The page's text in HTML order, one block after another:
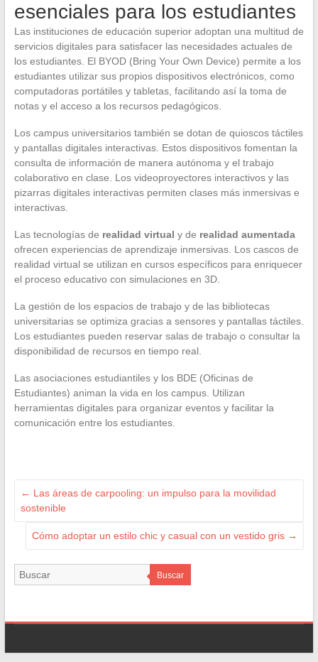
esenciales para los estudiantes
Las instituciones de educación superior adoptan una multitud de
servicios digitales para satisfacer las necesidades actuales de
los estudiantes. El BYOD (Bring Your Own Device) permite a los
estudiantes utilizar sus propios dispositivos electrónicos, como
computadoras portátiles y tabletas, facilitando así la toma de
notas y el acceso a los recursos pedagógicos.
Los campus universitarios también se dotan de quioscos táctiles
y pantallas digitales interactivas. Estos dispositivos fomentan la
consulta de información de manera autónoma y el trabajo
colaborativo en clase. Los videoproyectores interactivos y las
pizarras digitales interactivas permiten clases más inmersivas e
interactivas.
Las tecnologías de realidad virtual y de realidad aumentada
ofrecen experiencias de aprendizaje inmersivas. Los cascos de
realidad virtual se utilizan en cursos específicos para enriquecer
el proceso educativo con simulaciones en 3D.
La gestión de los espacios de trabajo y de las bibliotecas
universitarias se optimiza gracias a sensores y pantallas táctiles.
Los estudiantes pueden reservar salas de trabajo o consultar la
disponibilidad de recursos en tiempo real.
Las asociaciones estudiantiles y los BDE (Oficinas de
Estudiantes) animan la vida en los campus. Utilizan
herramientas digitales para organizar eventos y facilitar la
comunicación entre los estudiantes.
← Las áreas de carpooling: un impulso para la movilidad
sostenible
Cómo adoptar un estilo chic y casual con un vestido gris →
Buscar